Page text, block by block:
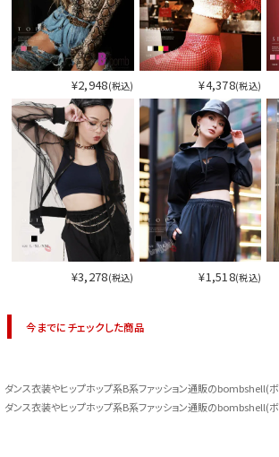
¥2,948(税込) ¥4,378(税込)
¥3,278(税込) ¥1,518(税込)
今までにチェックした商品
ダンス衣装やヒップホップ系B系ファッション通販のbombshell(
ダンス衣装やヒップホップ系B系ファッション通販のbombshell(